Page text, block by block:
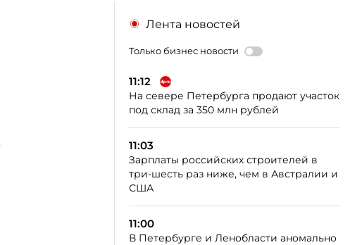
Лента новостей
Только бизнес новости
11:12
На севере Петербурга продают участок
под склад за 350 млн рублей
11:03
Зарплаты российских строителей в
три-шесть раз ниже, чем в Австралии и
США
11:00
В Петербурге и Ленобласти аномально